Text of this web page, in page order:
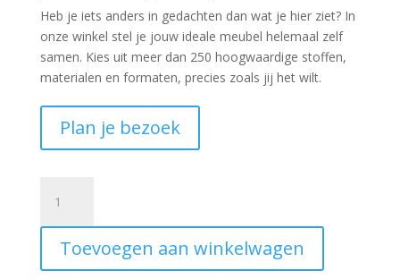
Heb je iets anders in gedachten dan wat je hier ziet? In
onze winkel stel je jouw ideale meubel helemaal zelf
samen. Kies uit meer dan 250 hoogwaardige stoffen,
materialen en formaten, precies zoals jij het wilt.
Plan je bezoek
Enschede
skatewielen
leder
bruin
Toevoegen aan winkelwagen